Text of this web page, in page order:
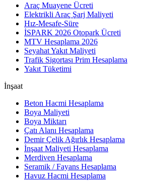
Araç Muayene Ücreti
Elektrikli Araç Şarj Maliyeti
Hız-Mesafe-Süre
İSPARK 2026 Otopark Ücreti
MTV Hesaplama 2026
Seyahat Yakıt Maliyeti
Trafik Sigortası Prim Hesaplama
Yakıt Tüketimi
İnşaat
Beton Hacmi Hesaplama
Boya Maliyeti
Boya Miktarı
Çatı Alanı Hesaplama
Demir Çelik Ağırlık Hesaplama
İnşaat Maliyeti Hesaplama
Merdiven Hesaplama
Seramik / Fayans Hesaplama
Havuz Hacmi Hesaplama